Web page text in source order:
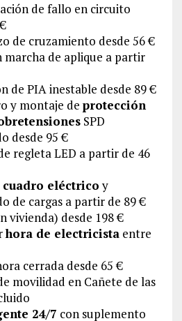
de fallo en circuito
de cruzamiento desde 56 €
marcha de aplique a partir
de PIA inestable desde 89 €
y montaje de protección
SPD
desde 95 €
regleta LED a partir de 46
cuadro eléctricoy
de cargas a partir de 89 €
vivienda) desde 198 €
hora de electricistaentre
cerrada desde 65 €
movilidad en Cañete de las
24/7 con suplemento